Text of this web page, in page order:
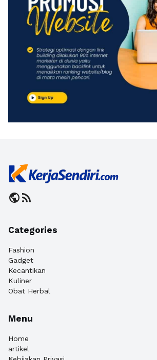
publicrss_feed
Categories
Fashion
Gadget
Kecantikan
Kuliner
Obat Herbal
Menu
Home
artikel